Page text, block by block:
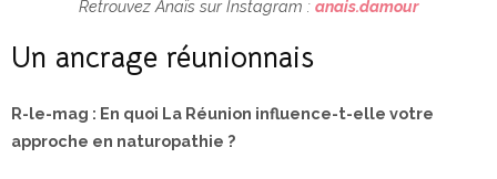
Retrouvez Anaïs sur Instagram : anais.damour
Un ancrage réunionnais
R-le-mag : En quoi La Réunion influence-t-elle votre
approche en naturopathie ?